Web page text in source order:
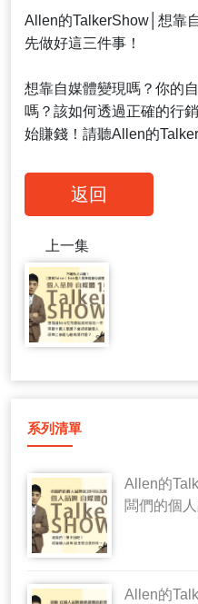
Allen的TalkerShow│想靠
先做好這三件事！
想靠自媒體變現嗎？你的
嗎？該如何透過正確的行
始賺錢！請聽Allen的Talker
返回
上一集
系列清單
Allen的
闆們的個
Allen的